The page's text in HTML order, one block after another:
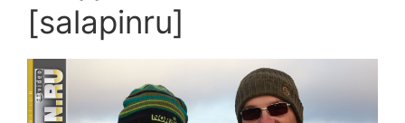
[salapinru]